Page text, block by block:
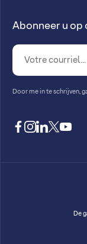
Abonneer u op
Door me in te schrijven,
facebook
instagram
linkedin
twitter
De